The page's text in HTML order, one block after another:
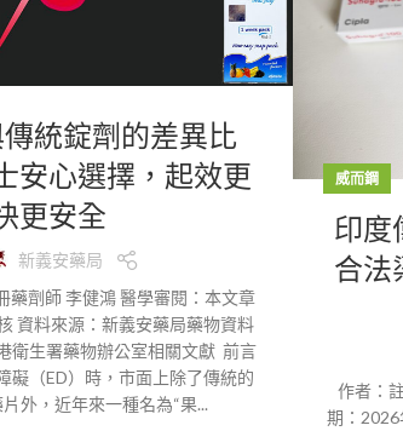
統錠劑的差異比
安心選擇，起效更
更安全
新義安藥局
藥劑師 李健鴻 醫學審閱：本文章
資料來源：新義安藥局藥物資料
衛生署藥物辦公室相關文獻 前言
礙（ED）時，市面上除了傳統的
外，近年來一種名為“果...
威而鋼
印度
合法
作者：
期：2026